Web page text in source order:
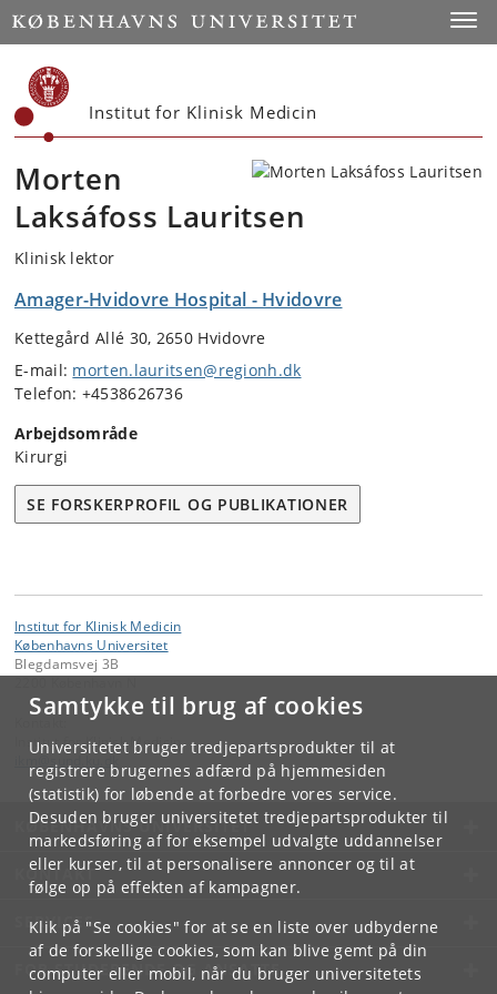
Samtykke til brug af cookies
Universitetet bruger tredjepartsprodukter til at
registrere brugernes adfærd på hjemmesiden
(statistik) for løbende at forbedre vores service.
Desuden bruger universitetet tredjepartsprodukter til
markedsføring af for eksempel udvalgte uddannelser
eller kurser, til at personalisere annoncer og til at
følge op på effekten af kampagner.
Klik på "Se cookies" for at se en liste over udbyderne
af de forskellige cookies, som kan blive gemt på din
computer eller mobil, når du bruger universitetets
Start
Institut for Klinisk Medicin
Morten
Laksáfoss Lauritsen
Klinisk lektor
Amager-Hvidovre Hospital - Hvidovre
Kettegård Allé 30, 2650 Hvidovre
E-mail: morten.lauritsen@regionh.dk
Telefon: +4538626736
Arbejdsområde
Kirurgi
SE FORSKERPROFIL OG PUBLIKATIONER
Institut for Klinisk Medicin
Københavns Universitet
Blegdamsvej 3B
Institut for Klinisk Medicin
KØBENHAVNS UNIVERSITET
KONTAKT
SERVICES
FOR STUDERENDE OG ANSATTE